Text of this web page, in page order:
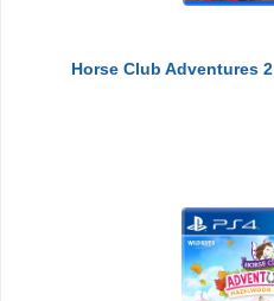
Horse Club Adventures 2